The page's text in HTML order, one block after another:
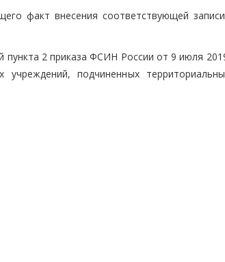
факт внесения соответствующей
пункта 2 приказа ФСИН России от 9 июля
учреждений, подчиненных